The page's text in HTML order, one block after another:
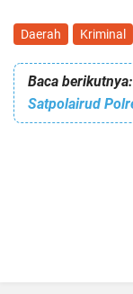
Daerah Kriminal
Baca berikutnya: